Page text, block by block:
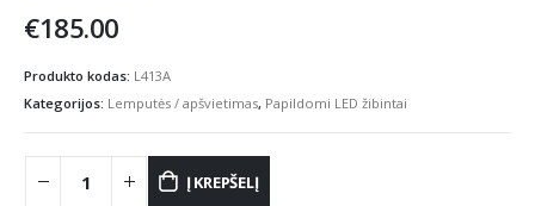
€185.00
Produkto kodas: L413A
Kategorijos: Lemputės / apšvietimas, Papildomi LED žibintai
Į KREPŠELĮ